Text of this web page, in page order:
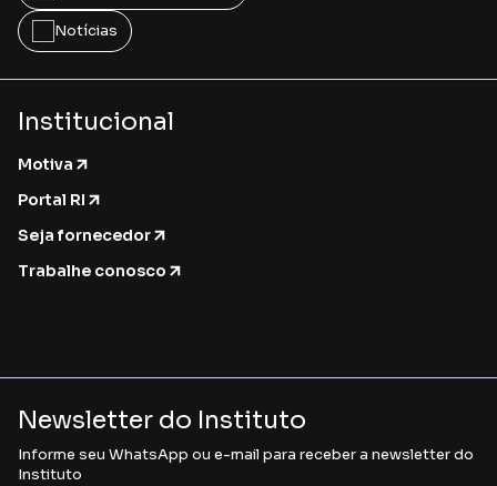
Notícias
Institucional
Motiva
Portal RI
Seja fornecedor
Trabalhe conosco
Newsletter do Instituto
Informe seu WhatsApp ou e-mail para receber a newsletter do
Instituto